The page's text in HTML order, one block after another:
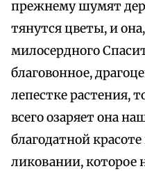
прежнему шумят
тянутся цветы, и
милосердного
благовонное,
лепестке растения,
всего озаряет она
благодатной
ликовании, которое